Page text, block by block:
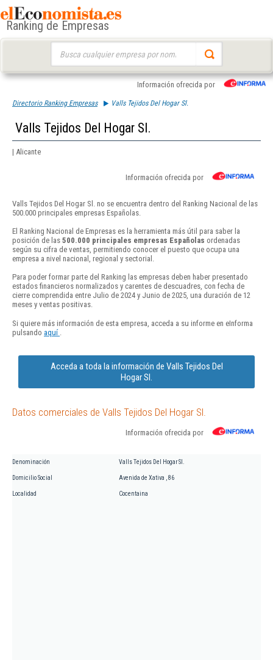
Ranking de Empresas
Información ofrecida por
Directorio Ranking Empresas Valls Tejidos Del Hogar Sl.
Valls Tejidos Del Hogar Sl.
| Alicante
Información ofrecida por
Valls Tejidos Del Hogar Sl. no se encuentra dentro del Ranking Nacional de las
500.000 principales empresas Españolas.
El Ranking Nacional de Empresas es la herramienta más útil para saber la
posición de las 500.000 principales empresas Españolas ordenadas
según su cifra de ventas, permitiendo conocer el puesto que ocupa una
empresa a nivel nacional, regional y sectorial.
Para poder formar parte del Ranking las empresas deben haber presentado
estados financieros normalizados y carentes de descuadres, con fecha de
cierre comprendida entre Julio de 2024 y Junio de 2025, una duración de 12
meses y ventas positivas.
Si quiere más información de esta empresa, acceda a su informe en eInforma
pulsando aquí
Acceda a toda la información de Valls Tejidos Del
Hogar Sl.
Datos comerciales de Valls Tejidos Del Hogar Sl.
Información ofrecida por
Denominación Valls Tejidos Del Hogar Sl.
Domicilio Social Avenida de Xativa , 86
Localidad Cocentaina